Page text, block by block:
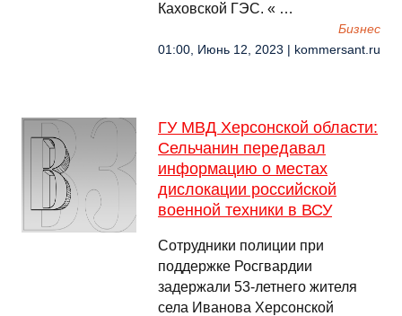
Каховской ГЭС. « …
Бизнес
01:00, Июнь 12, 2023 | kommersant.ru
ГУ МВД Херсонской области:
Сельчанин передавал
информацию о местах
дислокации российской
военной техники в ВСУ
Сотрудники полиции при
поддержке Росгвардии
задержали 53-летнего жителя
села Иванова Херсонской